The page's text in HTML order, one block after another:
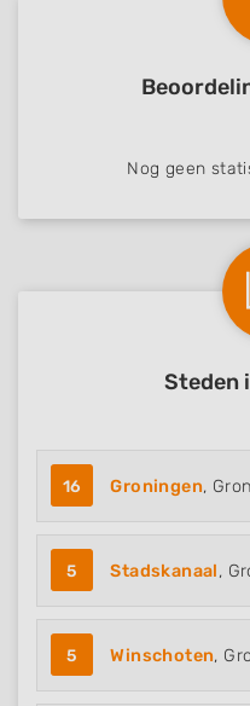
Nog geen
Steden
16 Groningen,
5 Stadskanaal,
5 Winschoten,